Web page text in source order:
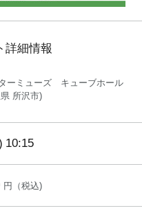
詳細情報
ーミューズ キューブホール
県 所沢市)
10:15
円（税込)